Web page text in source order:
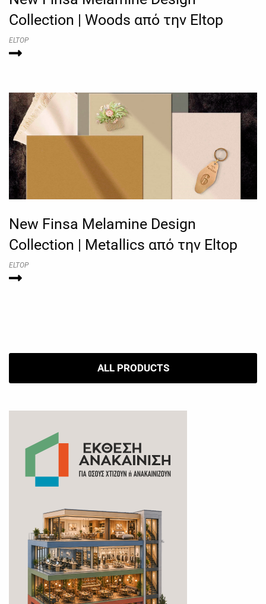
Collection | Woods από την Eltop
ELTOP
New Finsa Melamine Design
Collection | Metallics από την Eltop
ELTOP
ALL PRODUCTS